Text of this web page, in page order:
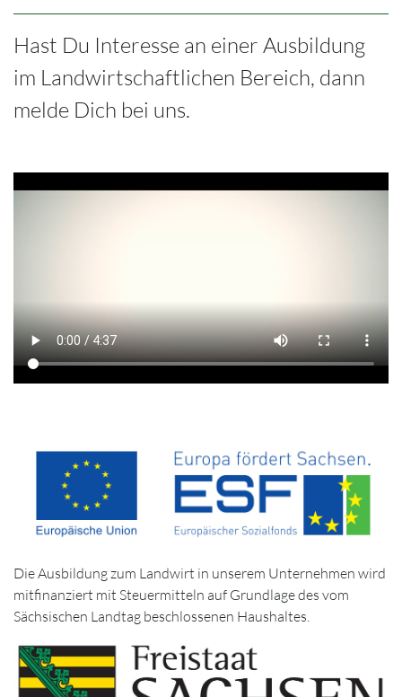
Hast Du Interesse an einer Ausbildung
im Landwirtschaftlichen Bereich, dann
melde Dich bei uns.
Die Ausbildung zum Landwirt in unserem Unternehmen wird
mitfinanziert mit Steuermitteln auf Grundlage des vom
Sächsischen Landtag beschlossenen Haushaltes.